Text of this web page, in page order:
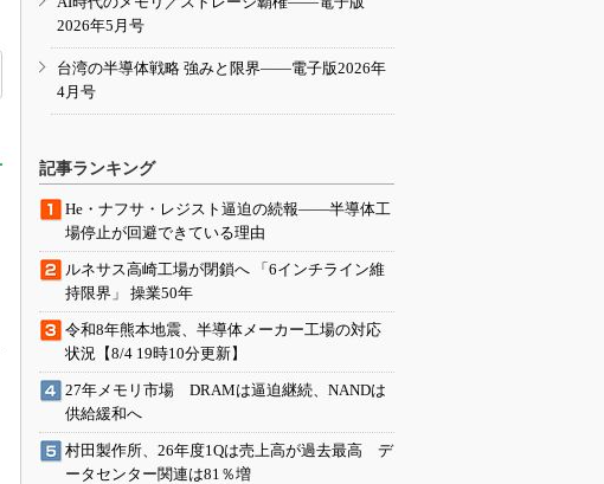
2026年5月号
台湾の半導体戦略 強みと限界――電子版2026年
4月号
記事ランキング
He・ナフサ・レジスト逼迫の続報――半導体工
場停止が回避できている理由
ルネサス高崎工場が閉鎖へ 「6インチライン維
持限界」 操業50年
令和8年熊本地震、半導体メーカー工場の対応
状況【8/4 19時10分更新】
27年メモリ市場 DRAMは逼迫継続、NANDは
供給緩和へ
村田製作所、26年度1Qは売上高が過去最高 デ
ータセンター関連は81％増